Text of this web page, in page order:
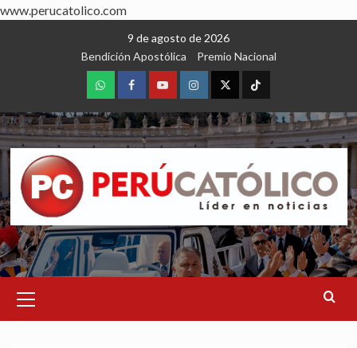
www.perucatolico.com
9 de agosto de 2026
Bendición Apostólica
Premio Nacional
WhatsAppFacebookYoutubeInstagram
X TikTok
Menu